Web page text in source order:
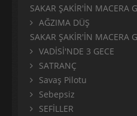
SAKAR ŞAKİR'İN MACERA
AĞZIMA DÜŞ
SAKAR ŞAKİR'İN MACERA
VADİSİ'NDE 3 GECE
SATRANÇ
Savaş Pilotu
Sebepsiz
SEFİLLER